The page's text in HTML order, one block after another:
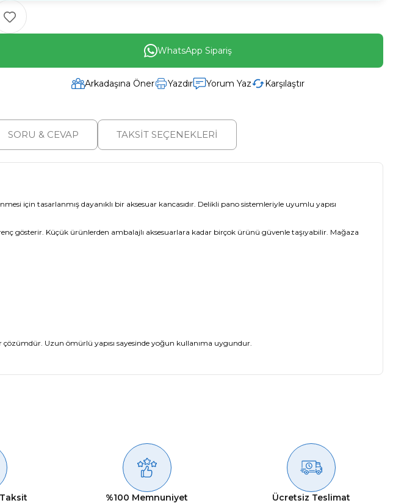
WhatsApp Sipariş
Arkadaşına Öner Yazdır Yorum Yaz Karşılaştır
SORU & CEVAP TAKSİT SEÇENEKLERİ
için tasarlanmış dayanıklı bir aksesuar kancasıdır. Delikli pano sistemleriyle uyumlu yapısı
gösterir. Küçük ürünlerden ambalajlı aksesuarlara kadar birçok ürünü güvenle taşıyabilir. Mağaza
Uzun ömürlü yapısı sayesinde yoğun kullanıma uygundur.
%100 Memnuniyet Ücretsiz Teslimat